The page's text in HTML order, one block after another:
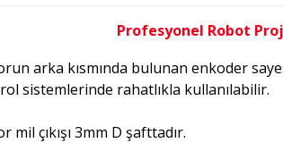
Profesyonel Robot
arka kısmında bulunan enkoder
sistemlerinde rahatlıkla kullanılabilir.
mil çıkışı 3mm D şafttadır.